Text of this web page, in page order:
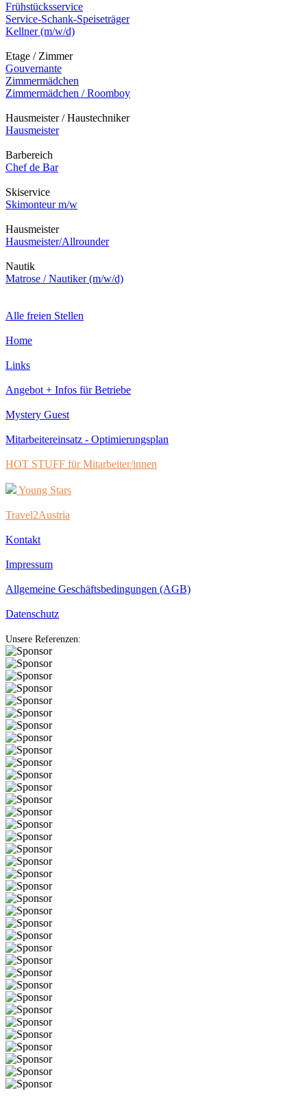
Frühstücksservice
Service-Schank-Speiseträger
Kellner (m/w/d)
Etage / Zimmer
Gouvernante
Zimmermädchen
Zimmermädchen / Roomboy
Hausmeister / Haustechniker
Hausmeister
Barbereich
Chef de Bar
Skiservice
Skimonteur m/w
Hausmeister
Hausmeister/Allrounder
Nautik
Matrose / Nautiker (m/w/d)
Alle freien Stellen
Home
Links
Angebot + Infos für Betriebe
Mystery Guest
Mitarbeitereinsatz - Optimierungsplan
HOT STUFF für Mitarbeiter/innen
Young Stars
Travel2Austria
Kontakt
Impressum
Allgemeine Geschäftsbedingungen (AGB)
Datenschutz
Unsere Referenzen: